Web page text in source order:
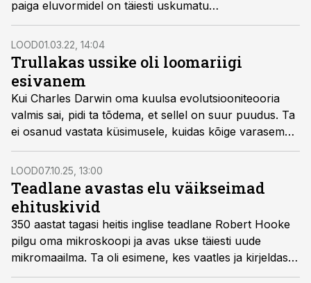
paiga eluvormidel on täiesti uskumatu
ellujäämisstrateegia.
LOOD01.03.22, 14:04
Trullakas ussike oli loomariigi
esivanem
Kui Charles Darwin oma kuulsa evolutsiooniteooria
valmis sai, pidi ta tõdema, et sellel on suur puudus. Ta
ei osanud vastata küsimusele, kuidas kõige varasemad
loomad said tekkida pealtnäha täiesti tühjast kohast,
ilma et oleks olnud pisimatki märki neile eelnenud
liikide kohta. Need saladused on lahendatud alles
viimaseil aastail ja aastakümneil.
LOOD07.10.25, 13:00
Teadlane avastas elu väikseimad
ehituskivid
350 aastat tagasi heitis inglise teadlane Robert Hooke
pilgu oma mikroskoopi ja avas ukse täiesti uude
mikromaailma. Ta oli esimene, kes vaatles ja kirjeldas
keha ehituskive – rakke. Pärast seda on teadus